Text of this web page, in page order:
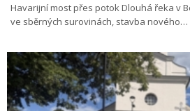
Havarijní most přes potok Dlouhá řeka v
ve sběrných surovinách, stavba nového…